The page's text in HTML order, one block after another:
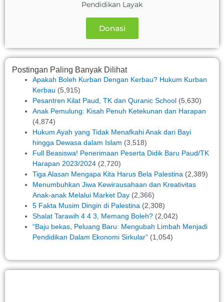
Pendidikan Layak
Donasi
Postingan Paling Banyak Dilihat
Apakah Boleh Kurban Dengan Kerbau? Hukum Kurban
Kerbau (5,915)
Pesantren Kilat Paud, TK dan Quranic School (5,630)
Anak Pemulung: Kisah Penuh Ketekunan dan Harapan
(4,874)
Hukum Ayah yang Tidak Menafkahi Anak dari Bayi
hingga Dewasa dalam Islam (3,518)
Full Beasiswa! Penerimaan Peserta Didik Baru Paud/TK
Harapan 2023/2024 (2,720)
Tiga Alasan Mengapa Kita Harus Bela Palestina (2,389)
Menumbuhkan Jiwa Kewirausahaan dan Kreativitas
Anak-anak Melalui Market Day (2,366)
5 Fakta Musim Dingin di Palestina (2,308)
Shalat Tarawih 4 4 3, Memang Boleh? (2,042)
“Baju bekas, Peluang Baru: Mengubah Limbah Menjadi
Pendidikan Dalam Ekonomi Sirkular” (1,054)